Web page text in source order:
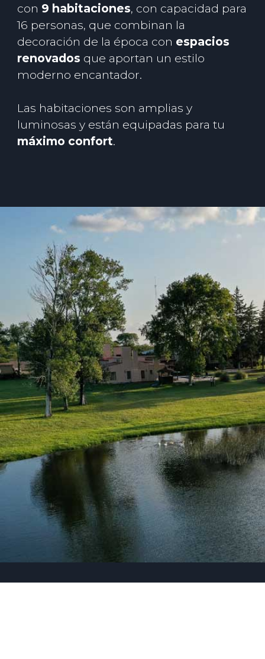
con 9 habitaciones, con capacidad para
16 personas, que combinan la
decoración de la época con espacios
renovados que aportan un estilo
moderno encantador.
Las habitaciones son amplias y
luminosas y están equipadas para tu
máximo confort.